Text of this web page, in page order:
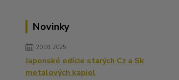
Novinky
20.01.2025
Japonské edície starých Cz a Sk
metalových kapiel